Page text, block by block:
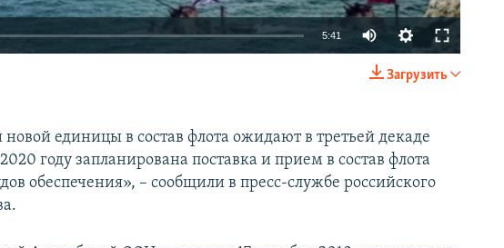
SHARE
5:41
Загрузить
единицы в состав флота ожидают в третьей декаде
году запланирована поставка и прием в состав флота
обеспечения», – сообщили в пресс-службе российского